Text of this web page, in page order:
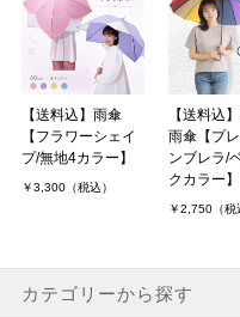
【送料込】雨傘
【フラワーシェイ
プ/無地4カラー】
￥3,300（税込）
【送料込
雨傘【プ
ンブレラ/
クカラー】
￥2,750（税
カテゴリーから探す